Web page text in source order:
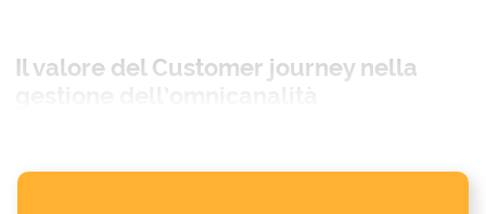
Il valore del Customer journey nella